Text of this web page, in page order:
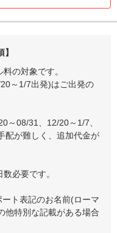
の対象です。
～1/7出発)はご出発の
～08/31、12/20～1/7、
配が難しく、追加代金が
必要です。
ト表記のお名前(ローマ
他特別な記載がある場合